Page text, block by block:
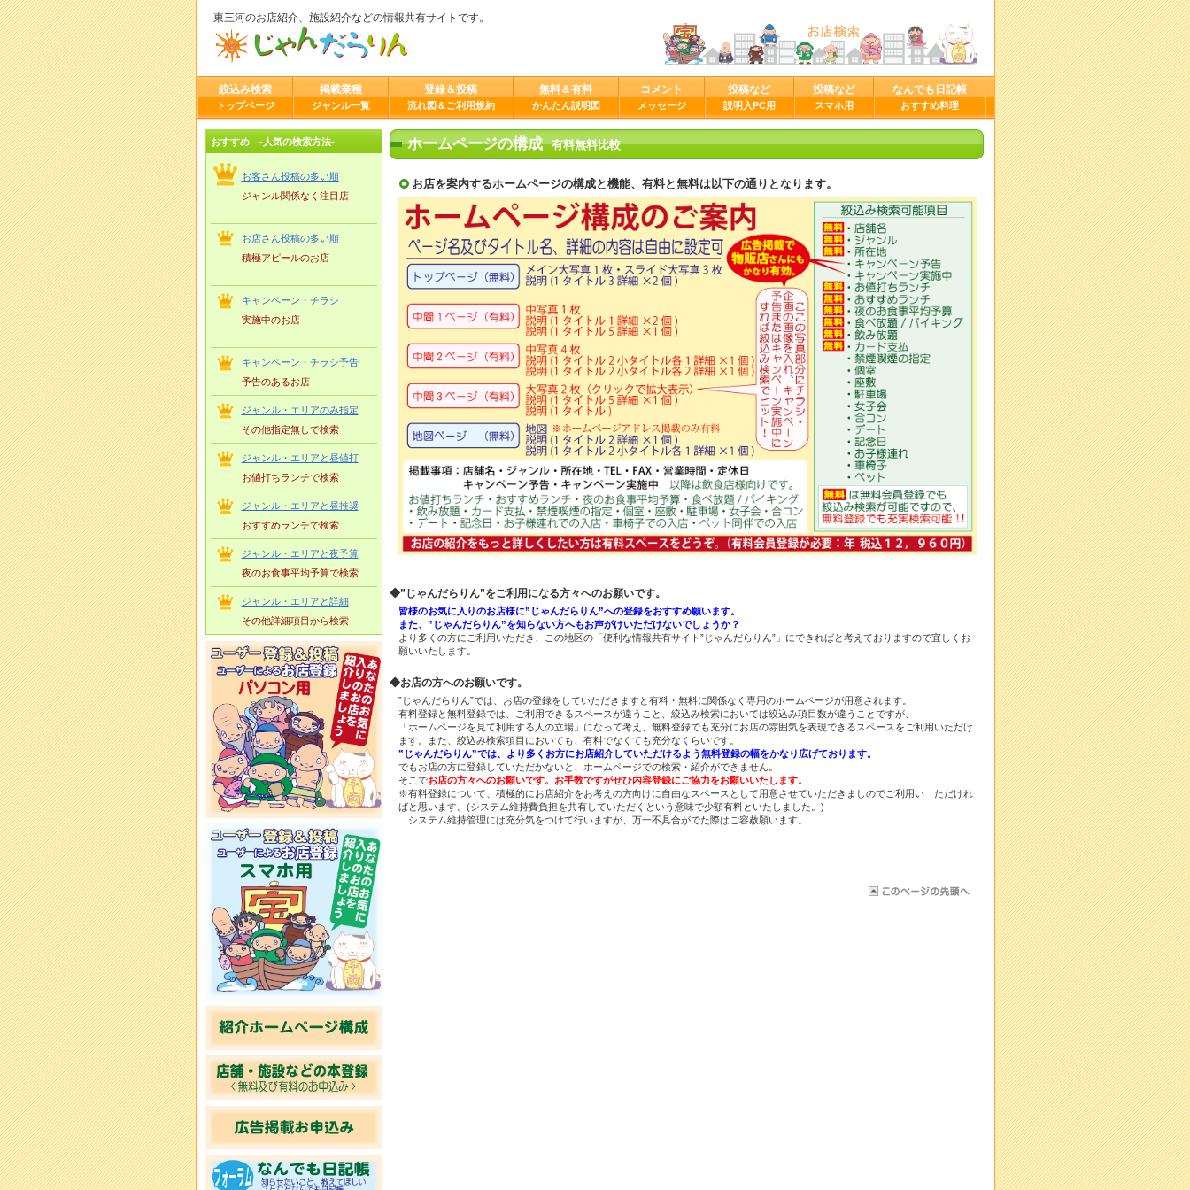
東三河のお店紹介、施設紹介などの情報共有サイトです。
ホームページの構成 有料無料比較
お店を案内するホームページの構成と機能、有料と無料は以下の通りとなります。
◆”じゃんだらりん”をご利用になる方々へのお願いです。
皆様のお気に入りのお店様に”じゃんだらりん”への登録をおすすめ願います。
また、”じゃんだらりん”を知らない方へもお声がけいただけないでしょうか？
より多くの方にご利用いただき、この地区の「便利な情報共有サイト”じゃんだらりん”」にできればと考えておりますので宜しくお
願いいたします。
◆お店の方へのお願いです。
”じゃんだらりん”では、お店の登録をしていただきますと有料・無料に関係なく専用のホームページが用意されます。
有料登録と無料登録では、ご利用できるスペースが違うこと、絞込み検索においては絞込み項目数が違うことですが、
「ホームページを見て利用する人の立場」になって考え、無料登録でも充分にお店の雰囲気を表現できるスペースをご利用いただけ
ます。また、絞込み検索項目においても、有料でなくても充分なくらいです。
”じゃんだらりん”では、より多くお方にお店紹介していただけるよう無料登録の幅をかなり広げております。
でもお店の方に登録していただかないと、ホームページでの検索・紹介ができません。
そこでお店の方々へのお願いです。お手数ですがぜひ内容登録にご協力をお願いいたします。
※有料登録について、積極的にお店紹介をお考えの方向けに自由なスペースとして用意させていただきましのでご利用い ただけれ
ばと思います。(システム維持費負担を共有していただくという意味で少額有料といたしました。)
システム維持管理には充分気をつけて行いますが、万一不具合がでた際はご容赦願います。
絞込み検索
トップページ
掲載業種
ジャンル一覧
登録＆投稿
流れ図＆ご利用規約
無料＆有料
かんたん説明図
コメント
メッセージ
投稿など
説明入PC用
投稿など
スマホ用
なんでも日記帳
おすすめ料理
おすすめ -人気の検索方法-
お客さん投稿の多い順
ジャンル関係なく注目店
お店さん投稿の多い順
積極アピールのお店
キャンペーン・チラシ
実施中のお店
キャンペーン・チラシ予告
予告のあるお店
ジャンル・エリアのみ指定
その他指定無しで検索
ジャンル・エリアと昼値打
お値打ちランチで検索
ジャンル・エリアと昼推奨
おすすめランチで検索
ジャンル・エリアと夜予算
夜のお食事平均予算で検索
ジャンル・エリアと詳細
その他詳細項目から検索